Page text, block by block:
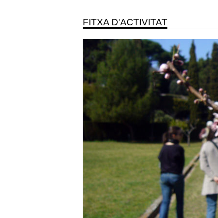
FITXA D'ACTIVITAT